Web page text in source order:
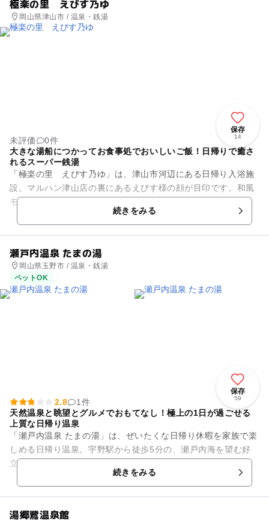
極楽の里 えびす乃ゆ
岡山県津山市 / 温泉・銭湯
保存
14
未評価
0件
大きな湯船につかってお食事処でおいしいご飯！日帰りで癒さ
れるスーパー銭湯
「極楽の里 えびす乃ゆ」は、津山市河辺にある日帰り入浴施
設。マルハン津山店の裏にあるえびす様の顔が目印です。和風
モダンテイストのおしゃれな外観、白と茶を基調とした建物
に、露天風呂・壺湯・漢方薬湯...
続きをみる
瀬戸内温泉 たまの湯
岡山県玉野市 / 温泉・銭湯
ペットOK
保存
59
2.8
1件
天然温泉と眺望とグルメでおもてなし！極上の1日が過ごせる
上質な日帰り温泉
「瀬戸内温泉 たまの湯」は、ぜいたくな日帰り休暇を家族で楽
しめる日帰り温泉。宇野駅から徒歩5分の、瀬戸内海を望む好
立地で、潮風を感じながら静かな海景を楽しめます。 広々とし
続きをみる
湯郷鷺温泉館